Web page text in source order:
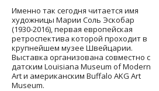
Именно так сегодня читается имя
художницы Марии Соль Эскобар
(1930-2016), первая европейская
ретроспектива которой проходит в
крупнейшем музее Швейцарии.
Выставка организована совместно с
датским Louisiana Museum of Modern
Art и американским Buffalo AKG Art
Museum.